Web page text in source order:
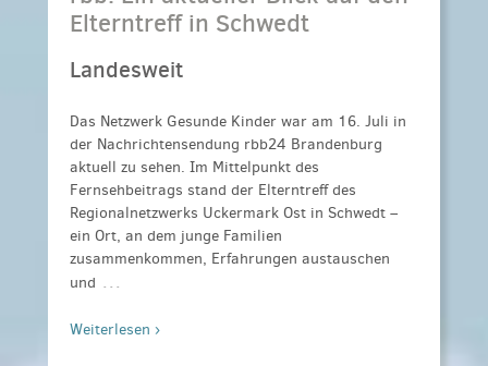
Elterntreff in Schwedt
Landesweit
Das Netzwerk Gesunde Kinder war am 16. Juli in
der Nachrichtensendung rbb24 Brandenburg
aktuell zu sehen. Im Mittelpunkt des
Fernsehbeitrags stand der Elterntreff des
Regionalnetzwerks Uckermark Ost in Schwedt –
ein Ort, an dem junge Familien
zusammenkommen, Erfahrungen austauschen
und …
Weiterlesen ›